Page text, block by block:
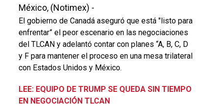
México, (Notimex) -
El gobierno de Canadá aseguró que está "listo para
enfrentar” el peor escenario en las negociaciones
del TLCAN y adelantó contar con planes “A, B, C, D
y F para mantener el proceso en una mesa trilateral
con Estados Unidos y México.
LEE: EQUIPO DE TRUMP SE QUEDA SIN TIEMPO
EN NEGOCIACIÓN TLCAN